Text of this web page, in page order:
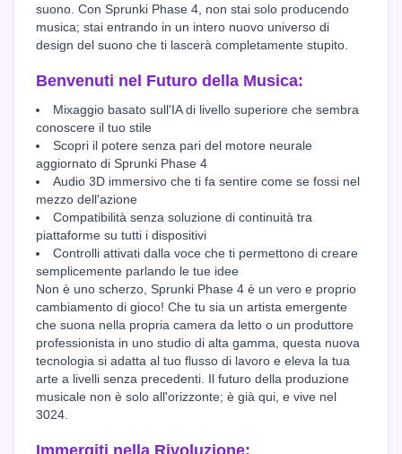
suono. Con Sprunki Phase 4, non stai solo producendo
musica; stai entrando in un intero nuovo universo di
design del suono che ti lascerà completamente stupito.
Benvenuti nel Futuro della Musica:
Mixaggio basato sull'IA di livello superiore che sembra
conoscere il tuo stile
Scopri il potere senza pari del motore neurale
aggiornato di Sprunki Phase 4
Audio 3D immersivo che ti fa sentire come se fossi nel
mezzo dell'azione
Compatibilità senza soluzione di continuità tra
piattaforme su tutti i dispositivi
Controlli attivati dalla voce che ti permettono di creare
semplicemente parlando le tue idee
Non è uno scherzo, Sprunki Phase 4 è un vero e proprio
cambiamento di gioco! Che tu sia un artista emergente
che suona nella propria camera da letto o un produttore
professionista in uno studio di alta gamma, questa nuova
tecnologia si adatta al tuo flusso di lavoro e eleva la tua
arte a livelli senza precedenti. Il futuro della produzione
musicale non è solo all'orizzonte; è già qui, e vive nel
3024.